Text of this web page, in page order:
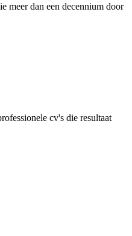
meer dan een decennium door
cv's die resultaat